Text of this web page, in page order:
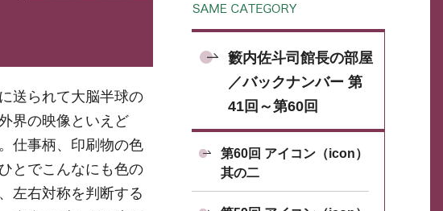
送られて大脳半球の
界の映像といえど
仕事柄、印刷物の色
とでこんなにも色の
左右対称を判断する
籔内佐斗司館長の部屋
／バックナンバー 第
41回～第60回
第60回 アイコン（icon）
其の二